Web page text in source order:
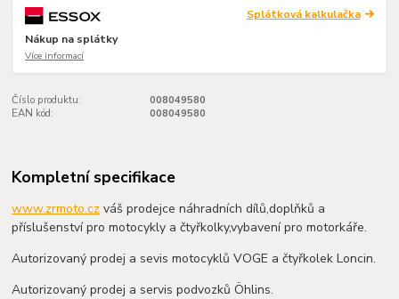
Splátková kalkulačka
Nákup na splátky
Více informací
Číslo produktu:
008049580
EAN kód:
008049580
Kompletní specifikace
www.zrmoto.cz váš prodejce náhradních dílů,doplňků a
příslušenství pro motocykly a čtyřkolky,vybavení pro motorkáře.
Autorizovaný prodej a sevis motocyklů VOGE a čtyřkolek Loncin.
Autorizovaný prodej a servis podvozků Öhlins.